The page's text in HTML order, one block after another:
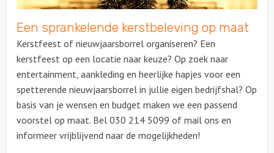
Een sprankelende kerstbeleving op maat
Kerstfeest of nieuwjaarsborrel organiseren? Een
kerstfeest op een locatie naar keuze? Op zoek naar
entertainment, aankleding en heerlijke hapjes voor een
spetterende nieuwjaarsborrel in jullie eigen bedrijfshal? Op
basis van je wensen en budget maken we een passend
voorstel op maat. Bel 030 214 5099 of mail ons en
informeer vrijblijvend naar de mogelijkheden!